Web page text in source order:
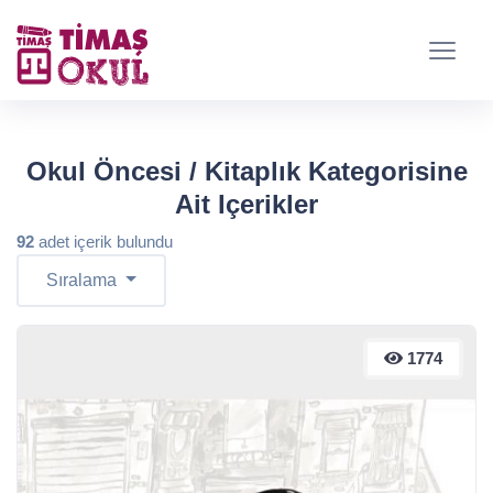
Okul Öncesi / Kitaplık Kategorisine
Ait Içerikler
92 adet içerik bulundu
Sıralama
1774
1774